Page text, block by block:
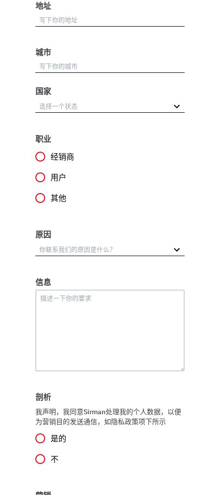
地址
城市
国家
职业
经销商
用户
其他
原因
信息
剖析
我声明，我同意Sirman处理我的个人数据，以便
为营销目的发送通信，如隐私政策项下所示
是的
不